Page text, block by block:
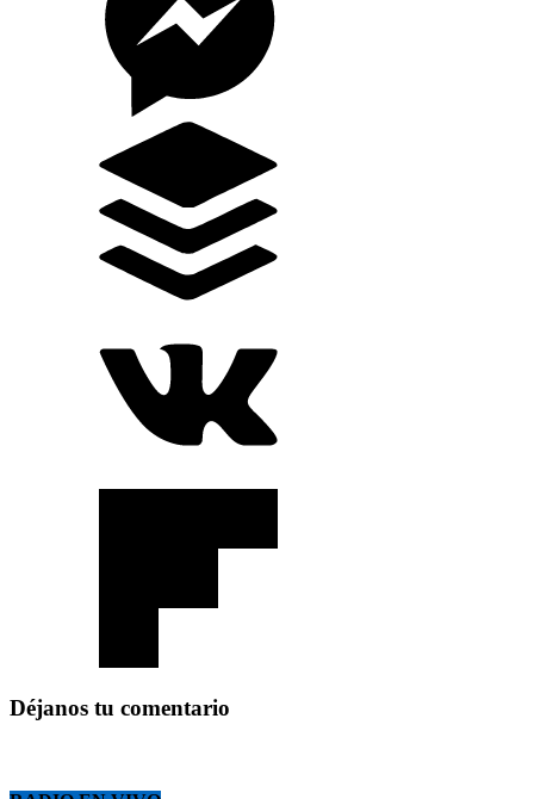
Déjanos tu comentario